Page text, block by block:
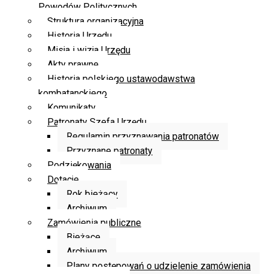
Powodów Politycznych
Struktura organizacyjna
Historia Urzędu
Misja i wizja Urzędu
Akty prawne
Historia polskiego ustawodawstwa
kombatanckiego
Komunikaty
Patronaty Szefa Urzędu
Regulamin przyznawania patronatów
Przyznane patronaty
Podziękowania
Dotacje
Rok bieżący
Archiwum
Zamówienia publiczne
Bieżące
Archiwum
Plany postępowań o udzielenie zamówienia